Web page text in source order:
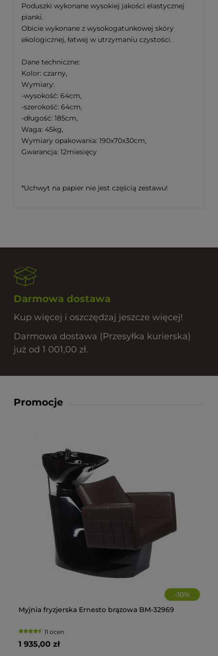
Poduszki wykonane wysokiej jakości elastycznej
pianki.
Obicie wykonane z wysokogatunkowej skóry
ekologicznej, łatwej w utrzymaniu czystości.
Dane techniczne:
Kolor: czarny,
Wymiary:
-wysokość: 64cm,
-szerokość: 64cm,
-długość: 185cm,
Waga: 45kg,
Wymiary opakowania: 190x70x30cm,
Gwarancja: 12miesięcy
*Uchwyt na papier nie jest częścią zestawu!
Darmowa dostawa
Kup więcej i oszczędzaj jeszcze więcej!
Darmowa dostawa (Przesyłka kurierska)
już od 1 001,00 zł.
Promocje
-10%
Myjnia fryzjerska Ernesto brązowa BM-32969
11 ocen
1 935,00 zł